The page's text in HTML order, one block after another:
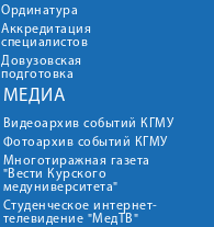
Ординатура
Аккредитация
специалистов
Довузовская
подготовка
МЕДИА
Видеоархив событий КГМУ
Фотоархив событий КГМУ
Многотиражная газета
"Вести Курского
медуниверситета"
Студенческое интернет-
телевидение "МедТВ"